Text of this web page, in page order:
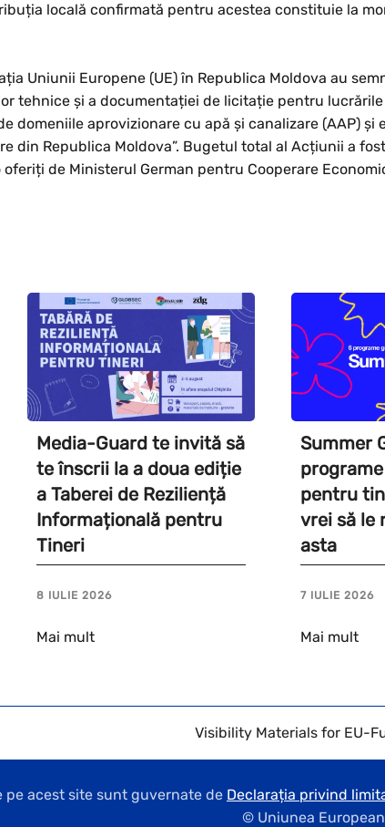
locală confirmată pentru acestea constituie la
Uniunii Europene (UE) în Republica Moldova au
tehnice și a documentației de licitație pentru
domeniile aprovizionare cu apă și canalizare (AAP) și
din Republica Moldova”. Bugetul total al Acțiunii a
de Ministerul German pentru Cooperare
Media-Guard te invită să
te înscrii la a doua ediție
a Taberei de Reziliență
Informațională pentru
Tineri
8 IULIE 2026
Mai mult
Summer
pentru
vrei să le
asta
7 IULIE 2026
Mai mult
Visibility Materials for EU-
pe acest site sunt guvernate de Declarația privind
© Uniunea